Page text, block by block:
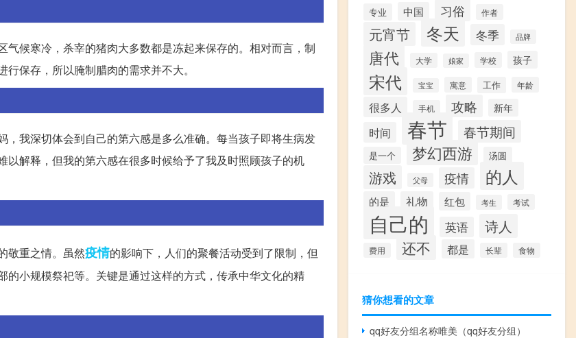
候寒冷，杀宰的猪肉大多数都是冻起来保存的。相对而言，制
保存，所以腌制腊肉的需求并不大。
我深切体会到自己的第六感是多么准确。每当孩子即将生病发
解释，但我的第六感在很多时候给予了我及时照顾孩子的机
敬重之情。虽然疫情的影响下，人们的聚餐活动受到了限制，但
小规模祭祀等。关键是通过这样的方式，传承中华文化的精
专业 中国 习俗 作者
元宵节 冬天 冬季 品牌
唐代 大学 娘家 学校 孩子
宋代 宝宝 寓意 工作 年龄
很多人 手机 攻略 新年
时间 春节 春节期间
是一个 梦幻西游 汤圆
游戏 父母 疫情 的人
的是 礼物 红包 考生 考试
自己的 英语 诗人
费用 还不 都是 长辈 食物
猜你想看的文章
qq好友分组名称唯美（qq好友分组）